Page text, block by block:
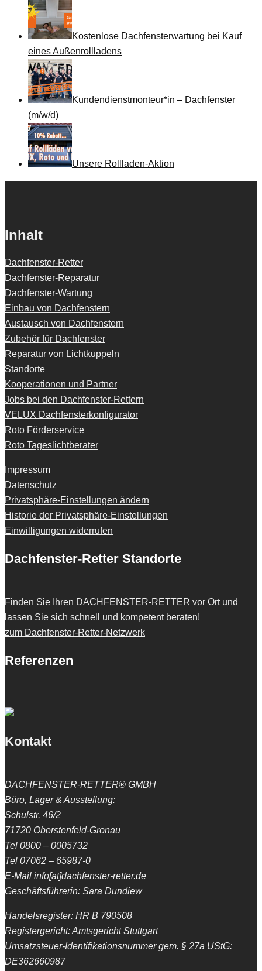
Kostenlose Dachfensterwartung bei Kauf
eines Außenrollladens
Kundendienstmonteur*in – Dachfenster
(m/w/d)
Unsere Rollladen-Aktion
Inhalt
Dachfenster-Retter
Dachfenster-Reparatur
Dachfenster-Wartung
Einbau von Dachfenstern
Austausch von Dachfenstern
Zubehör für Dachfenster
Reparatur von Lichtkuppeln
Standorte
Kooperationen und Partner
Jobs bei den Dachfenster-Rettern
VELUX Dachfensterkonfigurator
Roto Förderservice
Roto Tageslichtberater
Impressum
Datenschutz
Privatsphäre-Einstellungen ändern
Historie der Privatsphäre-Einstellungen
Einwilligungen widerrufen
Dachfenster-Retter Standorte
Finden Sie Ihren DACHFENSTER-RETTER vor Ort und
lassen Sie sich schnell und kompetent beraten!
zum Dachfenster-Retter-Netzwerk
Referenzen
Kontakt
DACHFENSTER-RETTER® GMBH
Büro, Lager & Ausstellung:
Schulstr. 46/2
71720 Oberstenfeld-Gronau
Tel 0800 – 0005732
Tel 07062 – 65987-0
E-Mail info[at]dachfenster-retter.de
Geschäftsführerin: Sara Dundiew
Handelsregister: HR B 790508
Registergericht: Amtsgericht Stuttgart
Umsatzsteuer-Identifikationsnummer gem. § 27a UStG:
DE362660987